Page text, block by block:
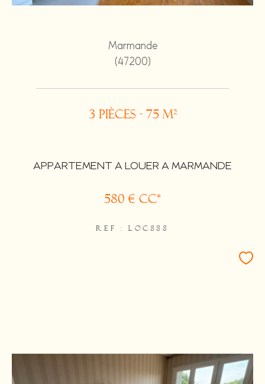
Marmande
(47200)
3 pièces - 75 m²
APPARTEMENT A LOUER A MARMANDE
580 € CC*
REF : LOC888